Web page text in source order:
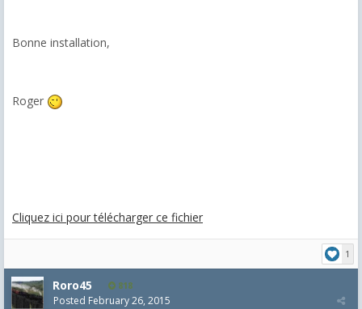
Bonne installation,
Roger
Cliquez ici pour télécharger ce fichier
1
Roro45 818
Posted February 26, 2015